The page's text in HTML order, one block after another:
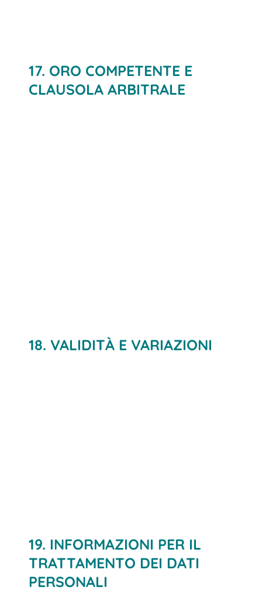
17. ORO COMPETENTE E
CLAUSOLA ARBITRALE
18. VALIDITÀ E VARIAZIONI
19. INFORMAZIONI PER IL
TRATTAMENTO DEI DATI
PERSONALI